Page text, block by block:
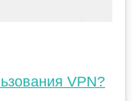
VPN?